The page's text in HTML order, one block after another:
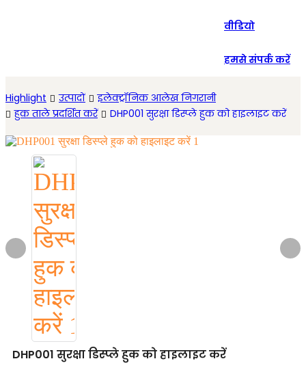
वीडियो
हमसे संपर्क करें
Highlight उत्पादों
इलेक्ट्रॉनिक आलेख निगरानी
हुक ताले प्रदर्शित करें
DHP001 सुरक्षा डिस्प्ले हुक को हाइलाइट करें
DHP001 सुरक्षा डिस्प्ले हुक को हाइलाइट करें